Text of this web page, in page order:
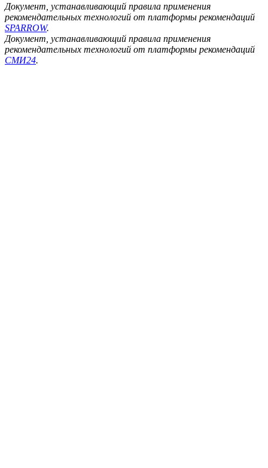
Документ, устанавливающий правила применения
рекомендательных технологий от платформы рекомендаций
SPARROW.
Документ, устанавливающий правила применения
рекомендательных технологий от платформы рекомендаций
СМИ24.